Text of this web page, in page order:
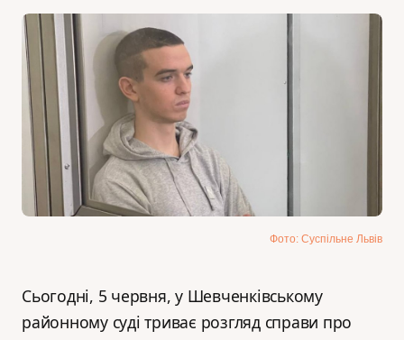
Фото: Суспільне Львів
Сьогодні, 5 червня, у Шевченківському
районному суді триває розгляд справи про